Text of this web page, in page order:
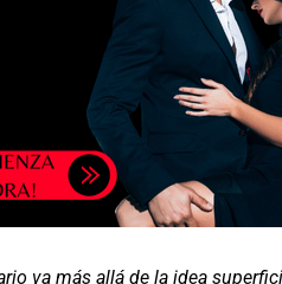
va más allá de la idea